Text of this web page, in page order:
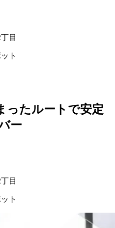
目
ト
ったルートで安定
ー
目
ト